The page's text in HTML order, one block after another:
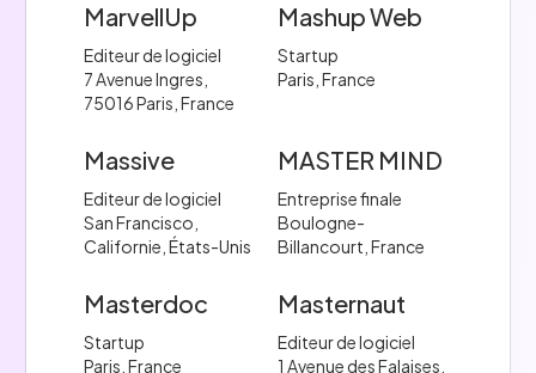
MarvellUp
Editeur de logiciel
7 Avenue Ingres,
75016 Paris, France
Mashup Web
Startup
Paris, France
Massive
Editeur de logiciel
San Francisco,
Californie, États-Unis
MASTER MIND
Entreprise finale
Boulogne-
Billancourt, France
Masterdoc
Startup
Paris, France
Masternaut
Editeur de logiciel
1 Avenue des Falaises,